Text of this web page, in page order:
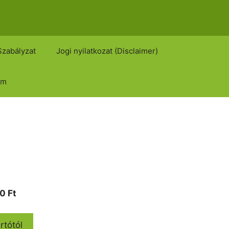
Jogi nyilatkozat (Disclaimer)
FtCurrent
is: